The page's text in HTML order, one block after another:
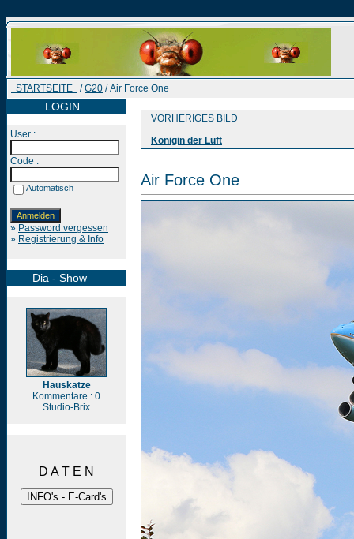
STARTSEITE /G20 / Air Force One
LOGIN
User :
Code :
Automatisch
» Password vergessen
» Registrierung & Info
Dia - Show
Hauskatze
Kommentare : 0
Studio-Brix
D A T E N
VORHERIGES BILD
Königin der Luft
Air Force One